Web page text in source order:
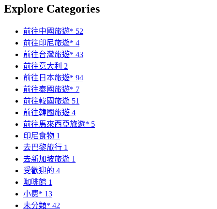
Explore Categories
前往中國旅遊* 52
前往印尼旅遊* 4
前往台灣旅遊* 43
前往意大利 2
前往日本旅遊* 94
前往泰國旅遊* 7
前往韓國旅遊 51
前往韓國旅遊 4
前往馬來西亞旅遊* 5
印尼食物 1
去巴黎旅行 1
去新加坡旅遊 1
受歡迎的 4
咖啡館 1
小费* 13
未分類* 42